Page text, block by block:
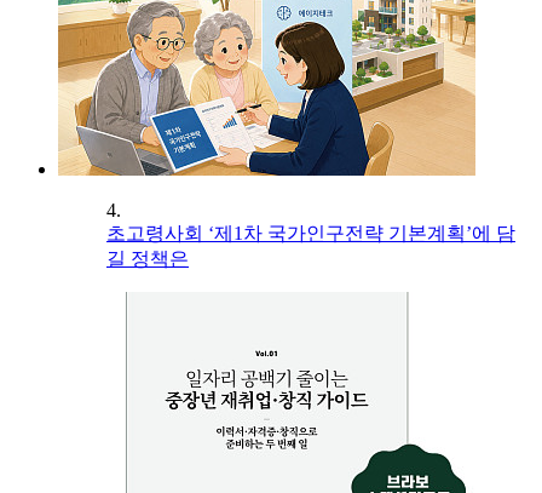
4.
초고령사회 ‘제1차 국가인구전략 기본계획’에 담
길 정책은